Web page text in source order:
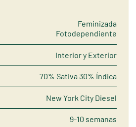
Feminizada
Fotodependiente
Interior y Exterior
70% Sativa 30% Índica
New York City Diesel
9-10 semanas